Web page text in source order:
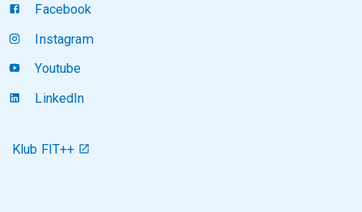
Facebook
Instagram
Youtube
LinkedIn
Klub FIT++